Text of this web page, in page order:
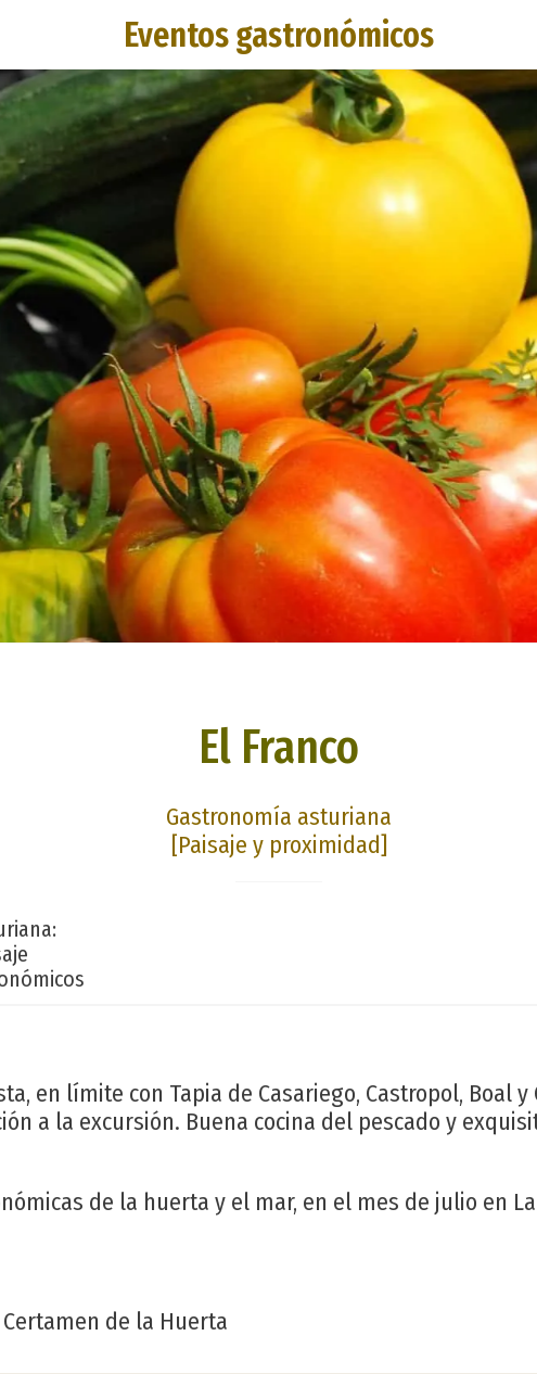
Eventos gastronómicos
El Franco
Gastronomía asturiana
[Paisaje y proximidad]
en límite con Tapia de Casariego, Castropol, Boal y
a la excursión. Buena cocina del pescado y
de la huerta y el mar, en el mes de julio en
de la Huerta